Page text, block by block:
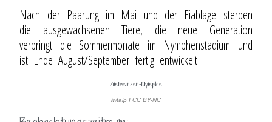
Nach der Paarung im Mai und der Eiablage sterben
die ausgewachsenen Tiere, die neue Generation
verbringt die Sommermonate im Nymphenstadium und
ist Ende August/September fertig entwickelt
Zimtwanzen-Nymphe
lwtalp I CC BY-NC